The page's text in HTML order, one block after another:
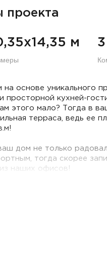
проекта
м 3
основе уникального
просторной кухней-
этого мало? Тогда в
терраса, ведь ее
дом не только
тогда скорее
наших офисов!